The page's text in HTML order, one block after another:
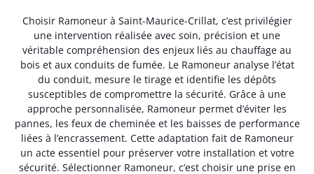
Choisir Ramoneur à Saint-Maurice-Crillat, c’est privilégier
une intervention réalisée avec soin, précision et une
véritable compréhension des enjeux liés au chauffage au
bois et aux conduits de fumée. Le Ramoneur analyse l’état
du conduit, mesure le tirage et identifie les dépôts
susceptibles de compromettre la sécurité. Grâce à une
approche personnalisée, Ramoneur permet d’éviter les
pannes, les feux de cheminée et les baisses de performance
liées à l’encrassement. Cette adaptation fait de Ramoneur
un acte essentiel pour préserver votre installation et votre
sécurité. Sélectionner Ramoneur, c’est choisir une prise en